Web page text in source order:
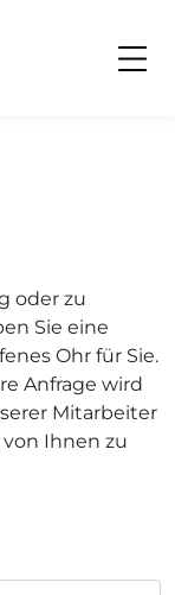
oder zu
Sie eine
Ohr für Sie.
Anfrage wird
Mitarbeiter
Ihnen zu